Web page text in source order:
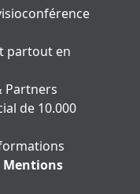
partout en
Partners
de 10.000
Mentions